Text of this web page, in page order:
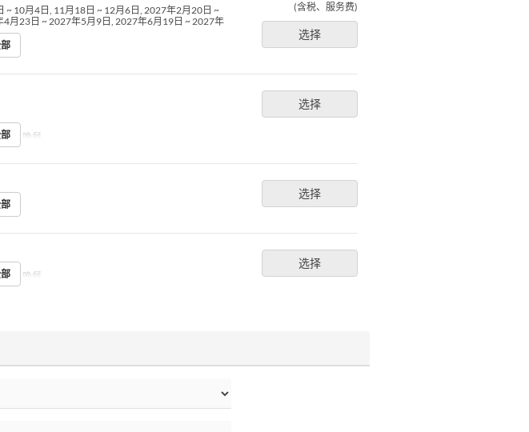
(含税、服务费)
选择
~ 10月4日, 11月18日 ~ 12月6日, 2027年2月20日 ~
月23日 ~ 2027年5月9日, 2027年6月19日 ~ 2027年
选择
间 晚餐
选择
餐
选择
间 晚餐